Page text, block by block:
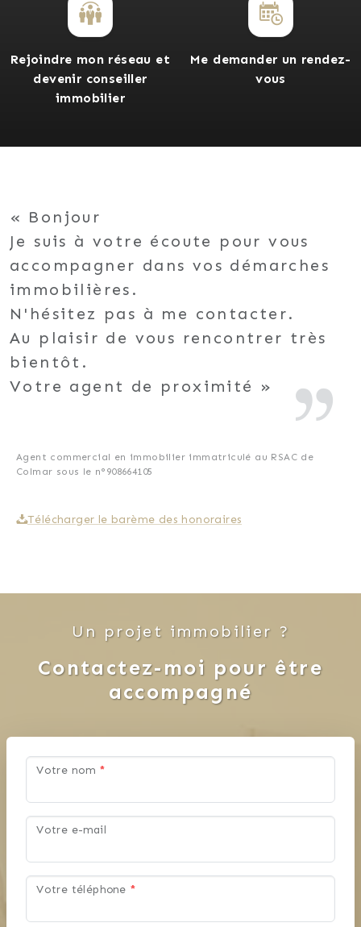
Rejoindre mon réseau et
devenir conseiller
immobilier
Me demander un rendez-
vous
Bonjour
Je suis à votre écoute pour vous
accompagner dans vos démarches
immobilières.
N'hésitez pas à me contacter.
Au plaisir de vous rencontrer très
bientôt.
Votre agent de proximité
Agent commercial en immobilier immatriculé au RSAC de
Colmar sous le n°908664105
Télécharger le barème des honoraires
Un projet immobilier ?
Contactez-moi pour être
accompagné
Votre nom *
Votre e-mail
Votre téléphone *